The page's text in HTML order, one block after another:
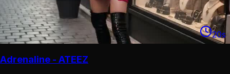
20s
Adrenaline - ATEEZ